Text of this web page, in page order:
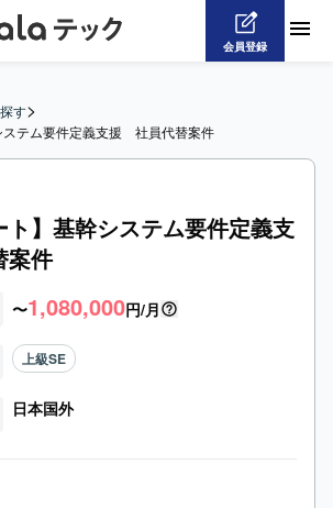
会員登録
す>
ステム要件定義支援　社員代替案件
ト】基幹システム要件定義支
件
〜1,080,000円/月
上級SE
日本国外